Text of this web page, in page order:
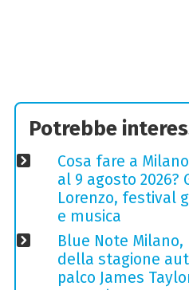
Potrebbe
Cosa fare a
al 9 agosto 2026?
Lorenzo, festival
e musica
Blue Note
della stagione
palco James